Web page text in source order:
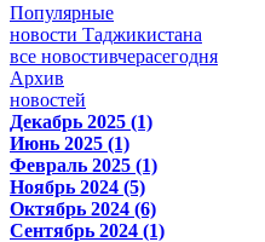
Популярные
новости Таджикистана
все новостивчерасегодня
Архив
новостей
Декабрь 2025 (1)
Июнь 2025 (1)
Февраль 2025 (1)
Ноябрь 2024 (5)
Октябрь 2024 (6)
Сентябрь 2024 (1)